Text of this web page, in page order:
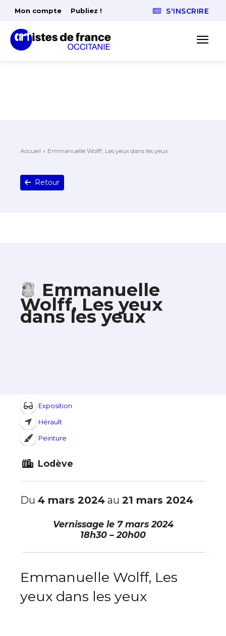
Mon compte Publiez ! S'INSCRIRE
Accueil Emmanuelle Wolff, Les yeux dans les yeux
Retour
Emmanuelle
Wolff, Les yeux
dans les yeux
Exposition
Hérault
Peinture
Lodève
Du 4 mars 2024 au 21 mars 2024
Vernissage le 7 mars 2024
18h30 – 20h00
Emmanuelle Wolff, Les
yeux dans les yeux